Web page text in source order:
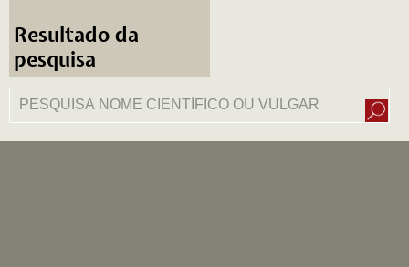
Resultado da
pesquisa